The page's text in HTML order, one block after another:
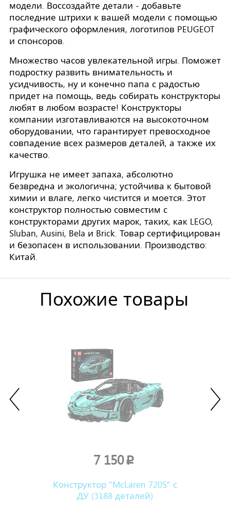
модели. Воссоздайте детали - добавьте
последние штрихи к вашей модели с помощью
графического оформления, логотипов PEUGEOT
и спонсоров.
Множество часов увлекательной игры. Поможет
подростку развить внимательность и
усидчивость, ну и конечно папа с радостью
придет на помощь, ведь собирать конструкторы
любят в любом возрасте! Конструкторы
компании изготавливаются на высокоточном
оборудовании, что гарантирует превосходное
совпадение всех размеров деталей, а также их
качество.
Игрушка не имеет запаха, абсолютно
безвредна и экологична; устойчива к бытовой
химии и влаге, легко чистится и моется. Этот
конструктор полностью совместим с
конструкторами других марок, таких, как LEGO,
Sluban, Ausini, Bela и Brick. Товар сертифицирован
и безопасен в использовании. Производство:
Китай.
Похожие товары
7 150p
Конструктор "McLaren 720S" с
ДУ (3188 деталей)